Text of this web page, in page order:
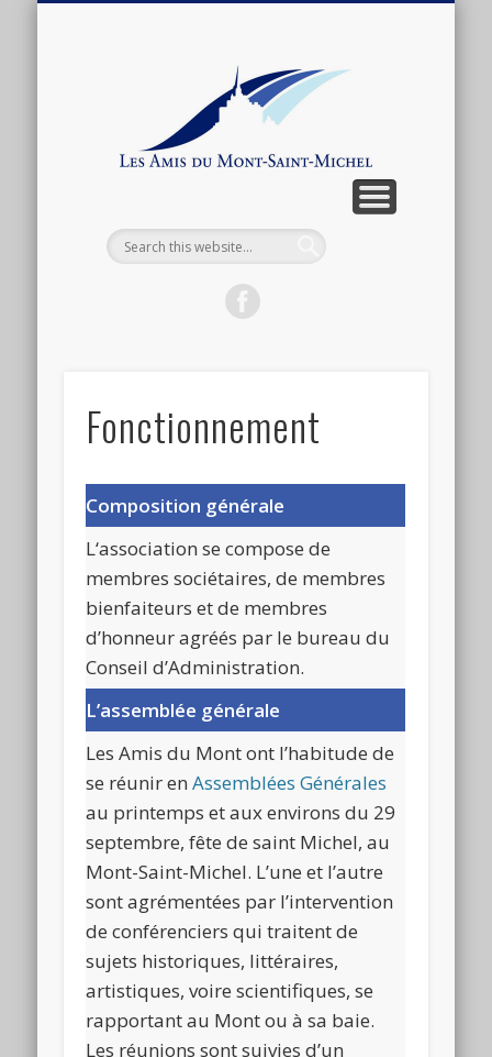
Mont-
Fonctionnement
Composition générale
L‘association se compose de
membres sociétaires, de membres
bienfaiteurs et de membres
d’honneur agréés par le bureau du
Conseil d’Administration.
L’assemblée générale
Les Amis du Mont ont l’habitude de
se réunir en Assemblées Générales
au printemps et aux environs du 29
septembre, fête de saint Michel, au
Mont-Saint-Michel. L’une et l’autre
sont agrémentées par l’intervention
de conférenciers qui traitent de
sujets historiques, littéraires,
artistiques, voire scientifiques, se
rapportant au Mont ou à sa baie.
Les réunions sont suivies d’un